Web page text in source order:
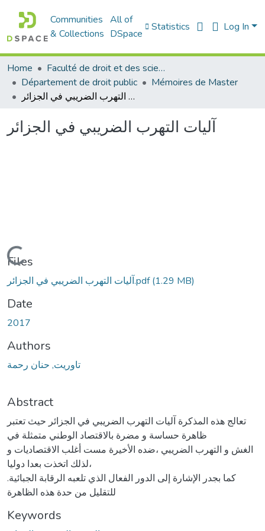
Communities
& Collections
All of
DSpace
Statistics Log In
Home
Faculté de droit et des sciences politiques
Département de droit public
Mémoires de Master
آليات التهرب الضريبي في الجزائر
آليات التهرب الضريبي في الجزائر
Loading...
Files
آليات التهرب الضريبي في الجزائر.pdf(1.29 MB)
Date
2017
Authors
تاوريت, حنان رحمة
Abstract
تعالج هذه المذكرة آليات التهرب الضريبي في الجزائر حيث تعتبر
ظاهرة حساسة و مضرة بالاقتصاد الوطني متمثلة في
الغش و التهرب الضريبي ،ضده الأخيرة مست أغلب الاقتصاديات و
لذلك اتخذت بعدا دوليا،
.كما بجدر الإشارة إلى الدور الفعال الذي تلعبه الرقابة الجبائية
للتقليل من حدة هذه الظاهرة
Keywords